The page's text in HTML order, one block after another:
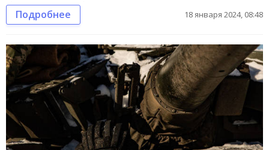
Подробнее 18 января 2024, 08:48